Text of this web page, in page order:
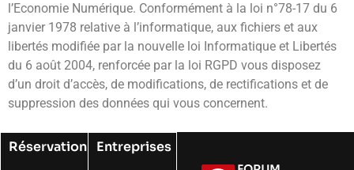
l’Economie Numérique. Conformément à la loi n°78-17 du 6
janvier 1978 relative à l’informatique, aux fichiers et aux
libertés modifiée par la nouvelle loi Informatique et Libertés
du 6 août 2004, renforcée par la loi RGPD vous disposez
d’un droit d’accès, de modifications, de rectifications et de
suppression des données qui vous concernent.
Réservation Entreprises